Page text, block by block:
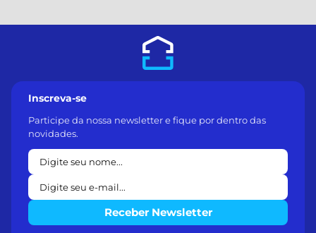
Inscreva-se
Participe da nossa newsletter e fique por dentro das
novidades.
Receber Newsletter